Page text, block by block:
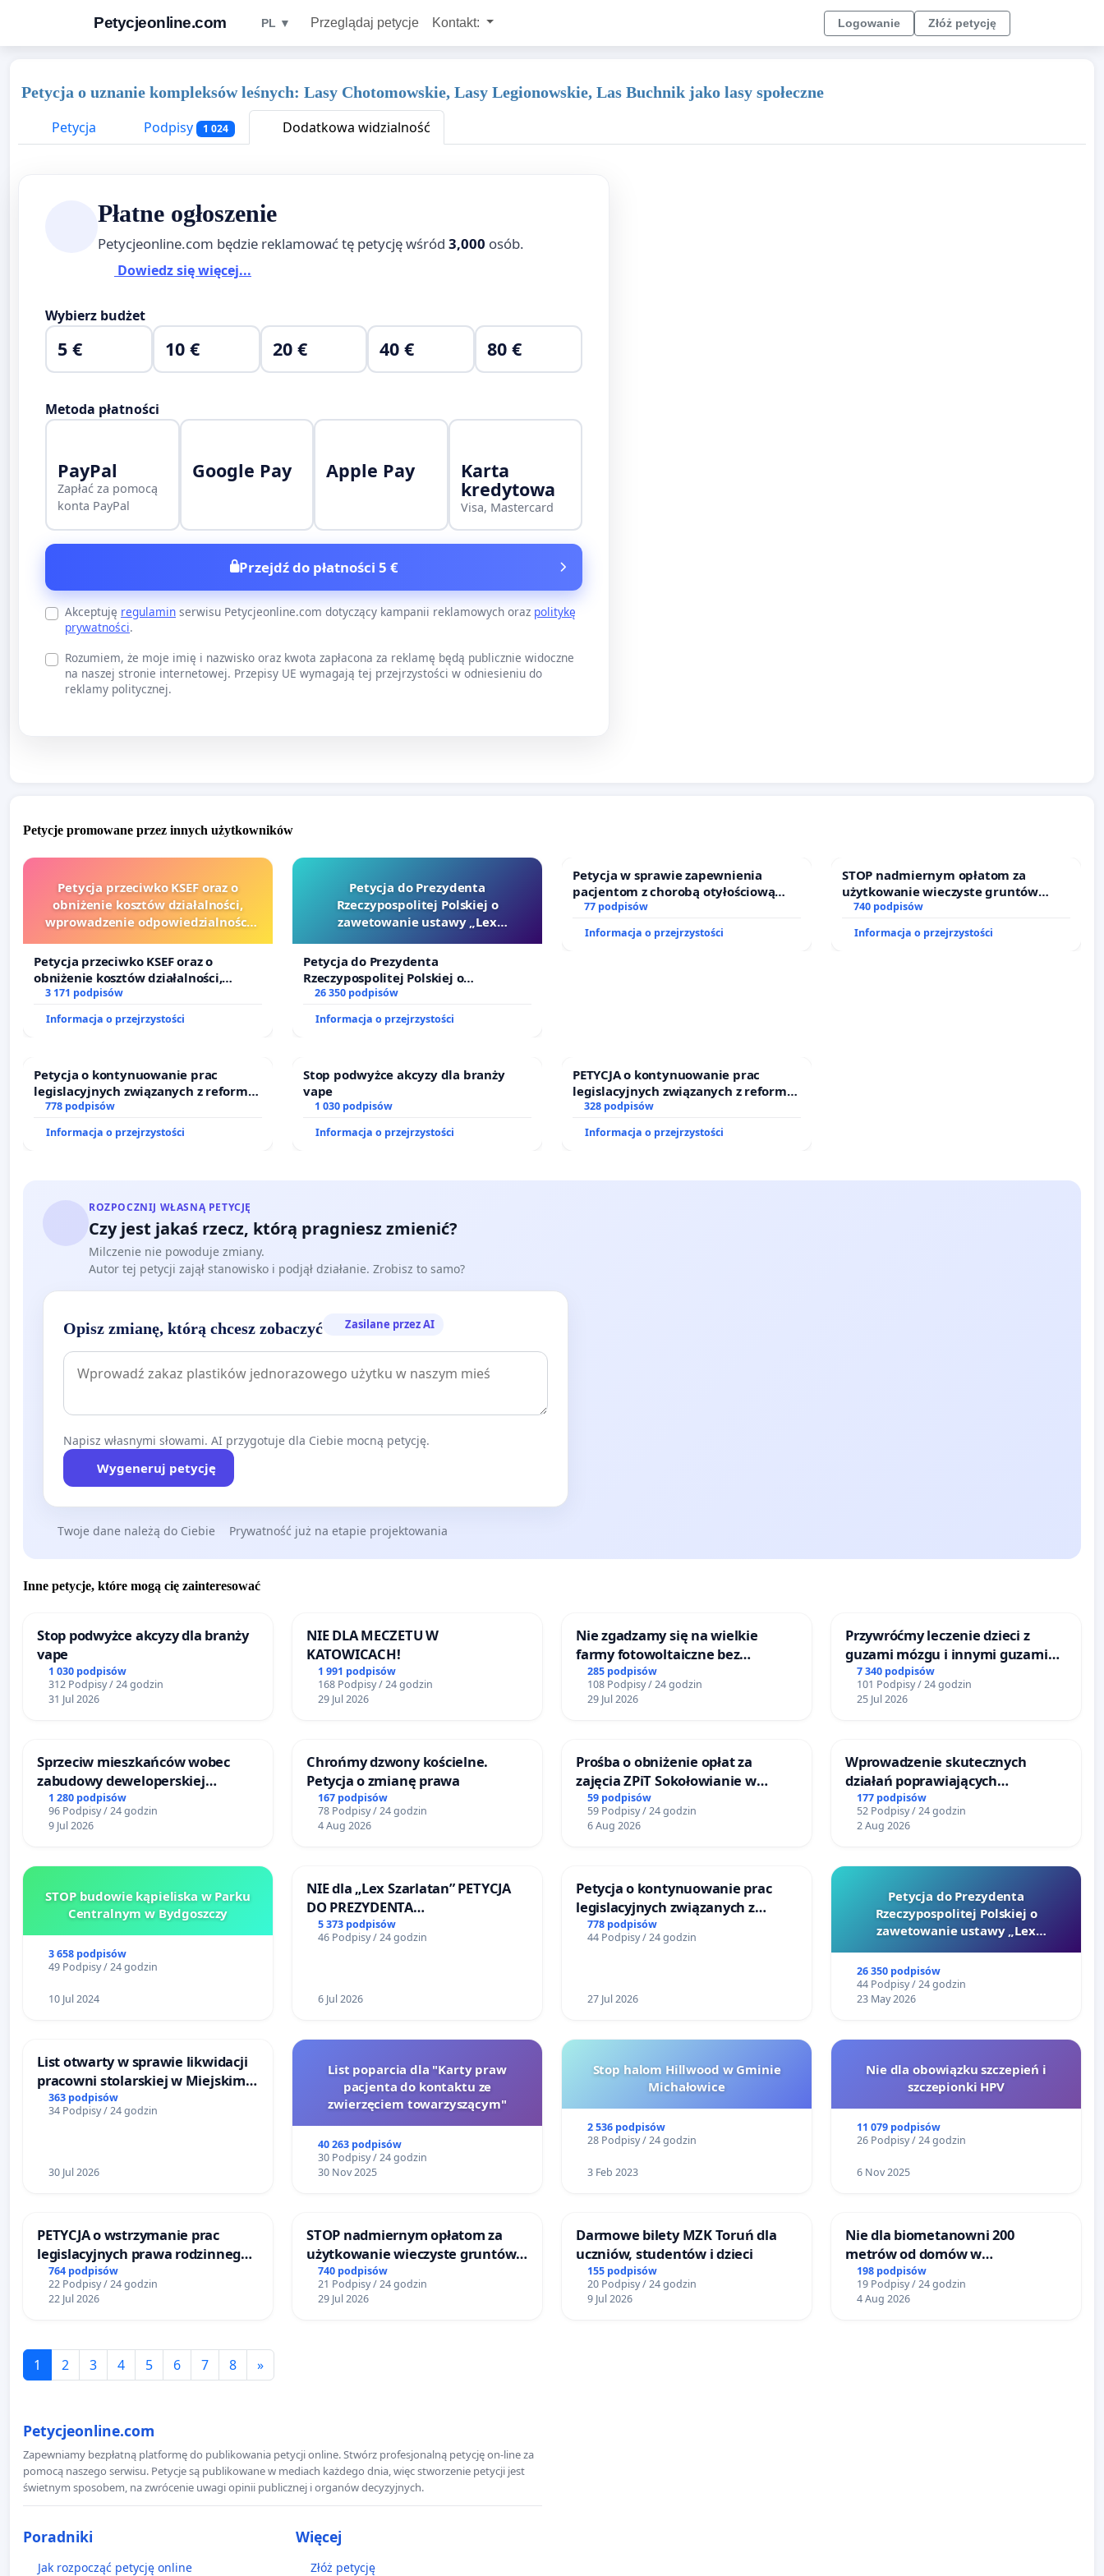
Petycjeonline.com PL ▼ Przeglądaj petycje Kontakt: Logowanie Złóż petycję
Petycja o uznanie kompleksów leśnych: Lasy Chotomowskie, Lasy Legionowskie, Las Buchnik jako lasy społeczne
Petycja
Podpisy 1 024 Dodatkowa widzialność
Płatne ogłoszenie
Petycjeonline.com będzie reklamować tę petycję wśród 3,000 osób.
Dowiedz się więcej...
Wybierz budżet
5 € 10 € 20 € 40 € 80 €
Metoda płatności
PayPal
Zapłać za pomocą
konta PayPal
Google Pay Apple Pay Karta
kredytowa
Visa, Mastercard
Przejdź do płatności 5 €
Akceptuję regulamin serwisu Petycjeonline.com dotyczący kampanii reklamowych oraz politykę
prywatności.
Rozumiem, że moje imię i nazwisko oraz kwota zapłacona za reklamę będą publicznie widoczne
na naszej stronie internetowej. Przepisy UE wymagają tej przejrzystości w odniesieniu do
reklamy politycznej.
Petycje promowane przez innych użytkowników
Petycja przeciwko KSEF oraz o
obniżenie kosztów działalności,
wprowadzenie odpowiedzialności
sędziów
Petycja przeciwko KSEF oraz o
obniżenie kosztów działalności,
wprowadzenie odpowiedzialności
sędziów
3 171 podpisów
Informacja o przejrzystości
Petycja do Prezydenta
Rzeczypospolitej Polskiej o
zawetowanie ustawy „Lex
Petycja do Prezydenta
Rzeczypospolitej Polskiej o
zawetowanie ustawy „Lex Szarlatan”
26 350 podpisów
Informacja o przejrzystości
Petycja w sprawie zapewnienia
pacjentom z chorobą otyłościową
dostępu do kompleksowego leczenia
77 podpisów
Informacja o przejrzystości
STOP nadmiernym opłatom za
użytkowanie wieczyste gruntów
zajmowanych przez rodzinne ogrody
740 podpisów
Informacja o przejrzystości
Petycja o kontynuowanie prac
legislacyjnych związanych z reformą
prawa rodzinnego
778 podpisów
Informacja o przejrzystości
Stop podwyżce akcyzy dla branży
vape
1 030 podpisów
Informacja o przejrzystości
PETYCJA o kontynuowanie prac
legislacyjnych związanych z reformą
prawa rodzinnego
328 podpisów
Informacja o przejrzystości
ROZPOCZNIJ WŁASNĄ PETYCJĘ
Czy jest jakaś rzecz, którą pragniesz zmienić?
Milczenie nie powoduje zmiany.
Autor tej petycji zajął stanowisko i podjął działanie. Zrobisz to samo?
Opisz zmianę, którą chcesz zobaczyć Zasilane przez AI
Napisz własnymi słowami. AI przygotuje dla Ciebie mocną petycję.
Wygeneruj petycję
Twoje dane należą do Ciebie Prywatność już na etapie projektowania
Inne petycje, które mogą cię zainteresować
Stop podwyżce akcyzy dla branży
vape
1 030 podpisów
312 Podpisy / 24 godzin
31 Jul 2026
NIE DLA MECZETU W
KATOWICACH!
1 991 podpisów
168 Podpisy / 24 godzin
29 Jul 2026
Nie zgadzamy się na wielkie
farmy fotowoltaiczne bez
rzetelnych analiz i akceptacji
mieszkańców
285 podpisów
108 Podpisy / 24 godzin
29 Jul 2026
Przywróćmy leczenie dzieci z
guzami mózgu i innymi guzami
litymi do Górnośląskiego
Centrum Zdrowia Dziecka w
Katowicach
7 340 podpisów
101 Podpisy / 24 godzin
25 Jul 2026
Sprzeciw mieszkańców wobec
zabudowy deweloperskiej
terenow zielonych w rejonie
Bulwarów Straceńskich w Bielsku-
Białej
1 280 podpisów
96 Podpisy / 24 godzin
9 Jul 2026
Chrońmy dzwony kościelne.
Petycja o zmianę prawa
167 podpisów
78 Podpisy / 24 godzin
4 Aug 2026
Prośba o obniżenie opłat za
zajęcia ZPiT Sokołowianie w
Sokołowskim Ośrodku Kultury
59 podpisów
59 Podpisy / 24 godzin
6 Aug 2026
Wprowadzenie skutecznych
działań poprawiających
bezpieczeństwo na ulicy
Żeromskiego w Otwocku
177 podpisów
52 Podpisy / 24 godzin
2 Aug 2026
STOP budowie kąpieliska w Parku
Centralnym w Bydgoszczy
3 658 podpisów
49 Podpisy / 24 godzin
10 Jul 2024
NIE dla „Lex Szarlatan” PETYCJA
DO PREZYDENTA
RZECZYPOSPOLITEJ POLSKIEJ
5 373 podpisów
46 Podpisy / 24 godzin
6 Jul 2026
Petycja o kontynuowanie prac
legislacyjnych związanych z
reformą prawa rodzinnego
778 podpisów
44 Podpisy / 24 godzin
27 Jul 2026
Petycja do Prezydenta
Rzeczypospolitej Polskiej o
zawetowanie ustawy „Lex
26 350 podpisów
44 Podpisy / 24 godzin
23 May 2026
List otwarty w sprawie likwidacji
pracowni stolarskiej w Miejskim
Teatrze Miniatura w Gdańsku
363 podpisów
34 Podpisy / 24 godzin
30 Jul 2026
List poparcia dla "Karty praw
pacjenta do kontaktu ze
zwierzęciem towarzyszącym"
40 263 podpisów
30 Podpisy / 24 godzin
30 Nov 2025
Stop halom Hillwood w Gminie
Michałowice
2 536 podpisów
28 Podpisy / 24 godzin
3 Feb 2023
Nie dla obowiązku szczepień i
szczepionki HPV
11 079 podpisów
26 Podpisy / 24 godzin
6 Nov 2025
PETYCJA o wstrzymanie prac
legislacyjnych prawa rodzinnego
narażających ofiary przemocy
764 podpisów
22 Podpisy / 24 godzin
22 Jul 2026
STOP nadmiernym opłatom za
użytkowanie wieczyste gruntów
zajmowanych przez rodzinne
ogrody działkowe.
740 podpisów
21 Podpisy / 24 godzin
29 Jul 2026
Darmowe bilety MZK Toruń dla
uczniów, studentów i dzieci
155 podpisów
20 Podpisy / 24 godzin
9 Jul 2026
Nie dla biometanowni 200
metrów od domów w
Biernatkach, gm. Wądroże
Wielkie
198 podpisów
19 Podpisy / 24 godzin
4 Aug 2026
1 2 3 4 5 6 7 8 »
Petycjeonline.com
Zapewniamy bezpłatną platformę do publikowania petycji online. Stwórz profesjonalną petycję on-line za
pomocą naszego serwisu. Petycje są publikowane w mediach każdego dnia, więc stworzenie petycji jest
świetnym sposobem, na zwrócenie uwagi opinii publicznej i organów decyzyjnych.
Poradniki
Jak rozpocząć petycję online
Więcej
Złóż petycję